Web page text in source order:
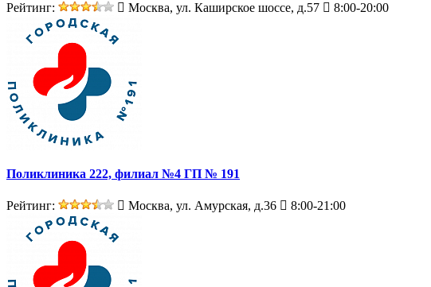
Рейтинг: Москва, ул. Каширское шоссе, д.57 8:00-20:00
Поликлиника 222, филиал №4 ГП № 191
Рейтинг: Москва, ул. Амурская, д.36 8:00-21:00